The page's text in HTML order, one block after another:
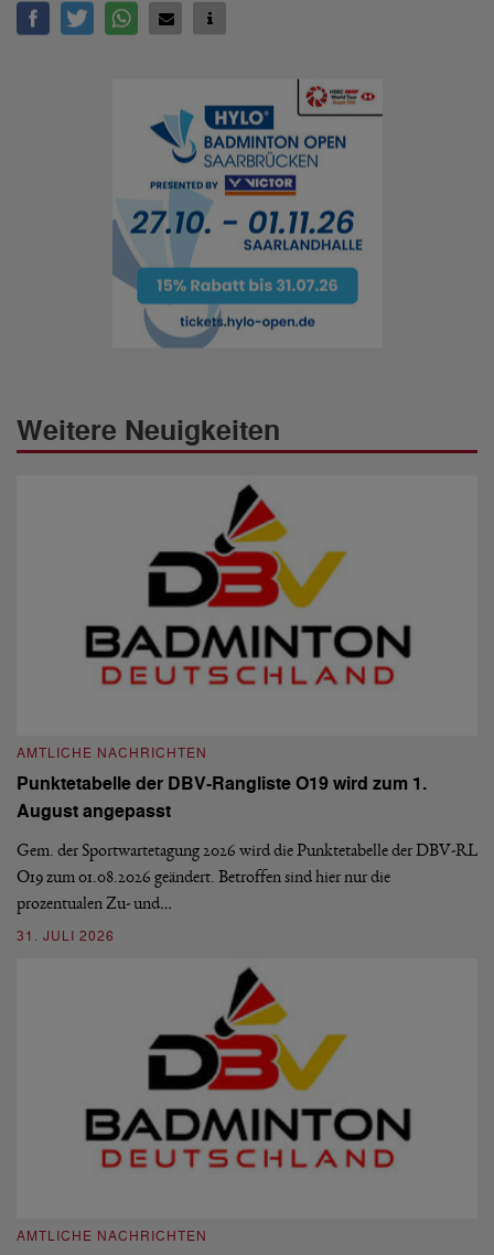
Weitere Neuigkeiten
AMTLICHE NACHRICHTEN
Punktetabelle der DBV-Rangliste O19 wird zum 1.
August angepasst
Gem. der Sportwartetagung 2026 wird die Punktetabelle der DBV-RL
O19 zum 01.08.2026 geändert. Betroffen sind hier nur die
prozentualen Zu- und…
31. JULI 2026
AMTLICHE NACHRICHTEN